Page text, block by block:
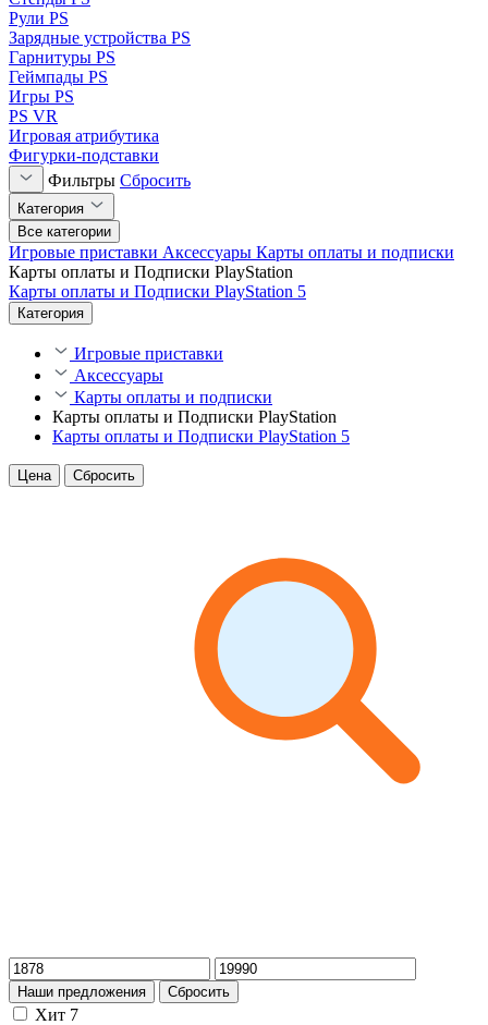
Рули PS
Зарядные устройства PS
Гарнитуры PS
Геймпады PS
Игры PS
PS VR
Игровая атрибутика
Фигурки-подставки
Фильтры Сбросить
Категория
Все категории
Игровые приставки Аксессуары Карты оплаты и подписки
Карты оплаты и Подписки PlayStation
Карты оплаты и Подписки PlayStation 5
Категория
Игровые приставки
Аксессуары
Карты оплаты и подписки
Карты оплаты и Подписки PlayStation
Карты оплаты и Подписки PlayStation 5
Цена Сбросить
Наши предложения Сбросить
Хит 7